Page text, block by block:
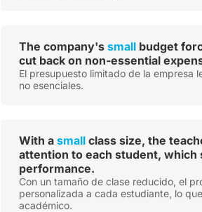
The company's small budget
cut back on non-essential
El presupuesto limitado de la empresa
no esenciales.
With a small class size, the
attention to each student,
performance.
Con un tamaño de clase reducido, el
personalizada a cada estudiante, lo
académico.